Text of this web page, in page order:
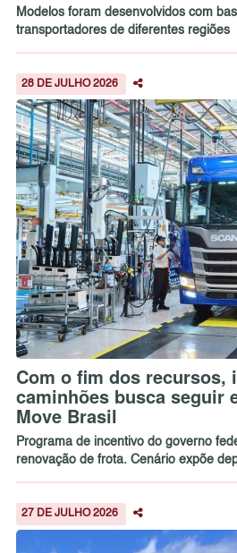
Modelos foram desenvolvidos com
transportadores de diferentes regiões
28 DE JULHO 2026
Com o fim dos recursos,
caminhões busca seguir
Move Brasil
Programa de incentivo do governo
renovação de frota. Cenário expõe
27 DE JULHO 2026